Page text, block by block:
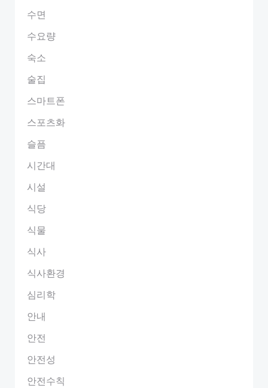
수면
수요량
숙소
술집
스마트폰
스포츠화
슬픔
시간대
시설
식당
식물
식사
식사환경
심리학
안내
안전
안전성
안전수칙